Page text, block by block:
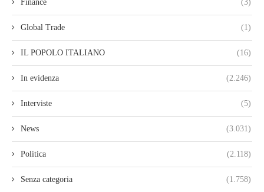
Finance (3)
Global Trade (1)
IL POPOLO ITALIANO (16)
In evidenza (2.246)
Interviste (5)
News (3.031)
Politica (2.118)
Senza categoria (1.758)